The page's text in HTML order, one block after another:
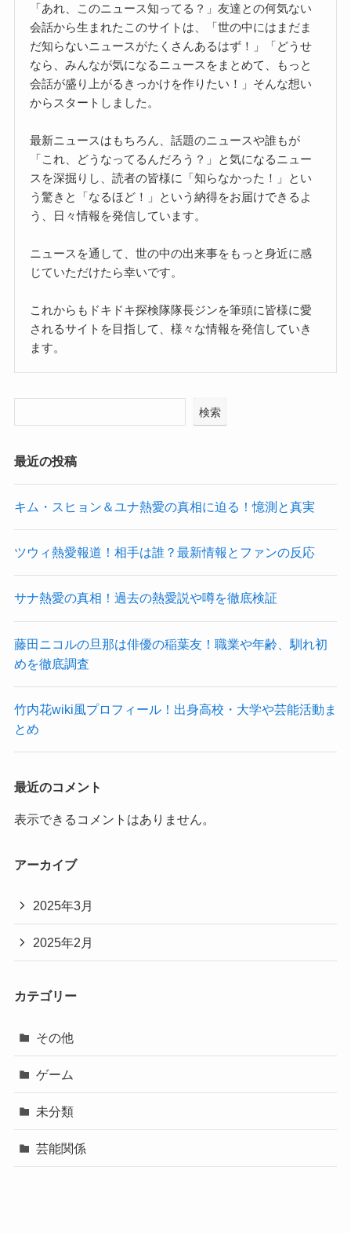
「あれ、このニュース知ってる？」友達との何気ない
会話から生まれたこのサイトは、「世の中にはまだま
だ知らないニュースがたくさんあるはず！」「どうせ
なら、みんなが気になるニュースをまとめて、もっと
会話が盛り上がるきっかけを作りたい！」そんな想い
からスタートしました。
最新ニュースはもちろん、話題のニュースや誰もが
「これ、どうなってるんだろう？」と気になるニュー
スを深掘りし、読者の皆様に「知らなかった！」とい
う驚きと「なるほど！」という納得をお届けできるよ
う、日々情報を発信しています。
ニュースを通して、世の中の出来事をもっと身近に感
じていただけたら幸いです。
これからもドキドキ探検隊隊長ジンを筆頭に皆様に愛
されるサイトを目指して、様々な情報を発信していき
ます。
検索
最近の投稿
キム・スヒョン＆ユナ熱愛の真相に迫る！憶測と真実
ツウィ熱愛報道！相手は誰？最新情報とファンの反応
サナ熱愛の真相！過去の熱愛説や噂を徹底検証
藤田ニコルの旦那は俳優の稲葉友！職業や年齢、馴れ初
めを徹底調査
竹内花wiki風プロフィール！出身高校・大学や芸能活動ま
とめ
最近のコメント
表示できるコメントはありません。
アーカイブ
2025年3月
2025年2月
カテゴリー
その他
ゲーム
未分類
芸能関係